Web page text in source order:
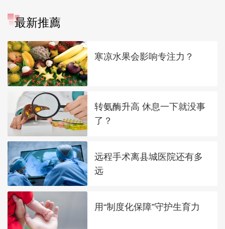
最新推薦
寒凉水果会影响专注力？
转氨酶升高 休息一下就没事
了？
远程手术离县城医院还有多
远
用“制度化保障”守护生育力